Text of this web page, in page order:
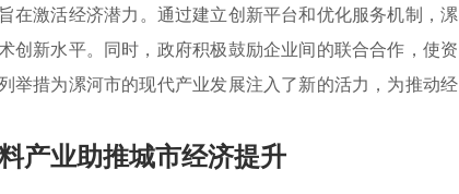
在激活经济潜力。通过建立创新平台和优化服务机制，漯
创新水平。同时，政府积极鼓励企业间的联合合作，使资
举措为漯河市的现代产业发展注入了新的活力，为推动经
产业助推城市经济提升